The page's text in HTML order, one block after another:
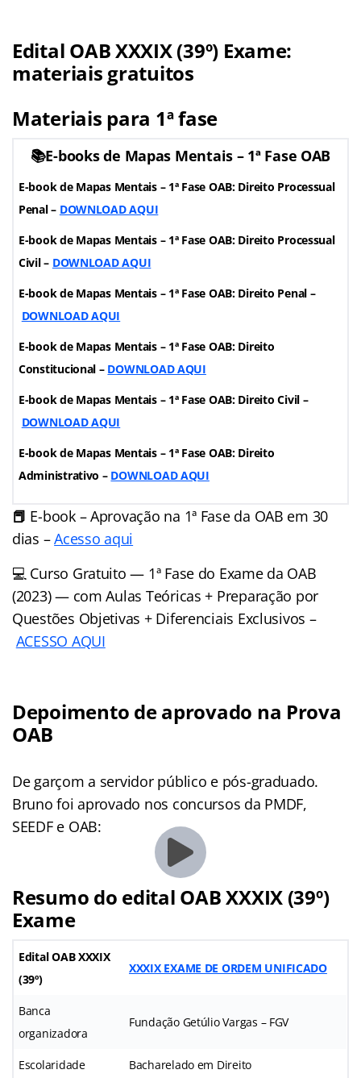
Edital OAB XXXIX (39º) Exame:
materiais gratuitos
Materiais para 1ª fase
📚E-books de Mapas Mentais – 1ª Fase OAB
E-book de Mapas Mentais – 1ª Fase OAB: Direito Processual
Penal – DOWNLOAD AQUI
E-book de Mapas Mentais – 1ª Fase OAB: Direito Processual
Civil – DOWNLOAD AQUI
E-book de Mapas Mentais – 1ª Fase OAB: Direito Penal –
DOWNLOAD AQUI
E-book de Mapas Mentais – 1ª Fase OAB: Direito
Constitucional – DOWNLOAD AQUI
E-book de Mapas Mentais – 1ª Fase OAB: Direito Civil –
DOWNLOAD AQUI
E-book de Mapas Mentais – 1ª Fase OAB: Direito
Administrativo – DOWNLOAD AQUI
📕 E-book – Aprovação na 1ª Fase da OAB em 30
dias –Acesso aqui
💻 Curso Gratuito — 1ª Fase do Exame da OAB
(2023) — com Aulas Teóricas + Preparação por
Questões Objetivas + Diferenciais Exclusivos –
ACESSO AQUI
Depoimento de aprovado na Prova
OAB
De garçom a servidor público e pós-graduado.
Bruno foi aprovado nos concursos da PMDF,
SEEDF e OAB:
Resumo do edital OAB XXXIX (39º)
Exame
Edital OAB XXXIX
(39º)
XXXIX EXAME DE ORDEM UNIFICADO
Banca
organizadora
Fundação Getúlio Vargas – FGV
Escolaridade Bacharelado em Direito